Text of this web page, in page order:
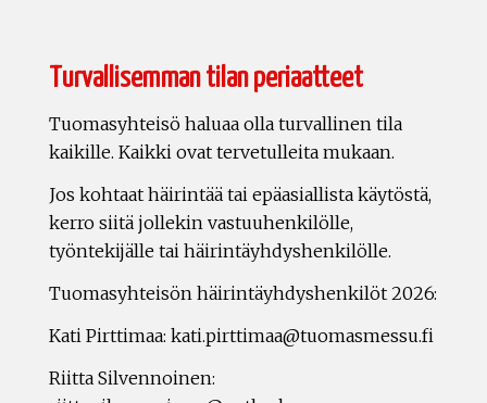
Turvallisemman tilan periaatteet
Tuomasyhteisö haluaa olla turvallinen tila
kaikille. Kaikki ovat tervetulleita mukaan.
Jos kohtaat häirintää tai epäasiallista käytöstä,
kerro siitä jollekin vastuuhenkilölle,
työntekijälle tai häirintäyhdyshenkilölle.
Tuomasyhteisön häirintäyhdyshenkilöt 2026:
Kati Pirttimaa: kati.pirttimaa@tuomasmessu.fi
Riitta Silvennoinen: